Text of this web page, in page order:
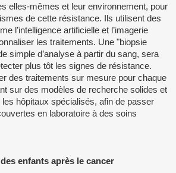
elles-mêmes et leur environnement, pour
de cette résistance. Ils utilisent des
l’intelligence artificielle et l’imagerie
les traitements. Une "biopsie
simple d’analyse à partir du sang, sera
plus tôt les signes de résistance.
des traitements sur mesure pour chaque
sur des modèles de recherche solides et
hôpitaux spécialisés, afin de passer
en laboratoire à des soins
enfants après le cancer